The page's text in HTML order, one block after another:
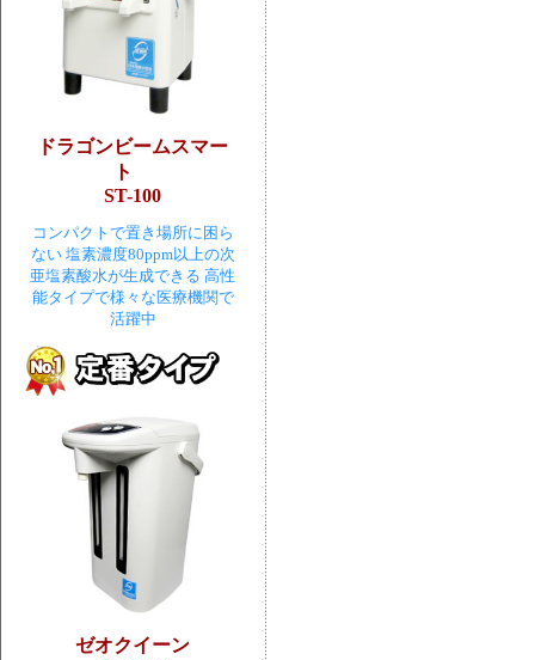
ドラゴンビームスマー
ト
ST-100
コンパクトで置き場所に困ら
ない 塩素濃度80ppm以上の次
亜塩素酸水が生成できる 高性
能タイプで様々な医療機関で
活躍中
ゼオクイーン